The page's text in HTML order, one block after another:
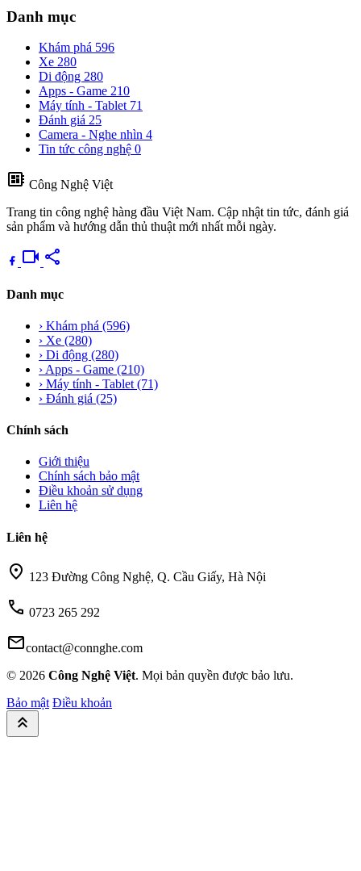
Danh mục
Khám phá 596
Xe 280
Di động 280
Apps - Game 210
Máy tính - Tablet 71
Đánh giá 25
Camera - Nghe nhìn 4
Tin tức công nghệ 0
developer_board Công Nghệ Việt
Trang tin công nghệ hàng đầu Việt Nam. Cập nhật tin tức, đánh giá
sản phẩm và hướng dẫn thủ thuật mới nhất mỗi ngày.
videocam share
Danh mục
› Khám phá (596)
› Xe (280)
› Di động (280)
› Apps - Game (210)
› Máy tính - Tablet (71)
› Đánh giá (25)
Chính sách
Giới thiệu
Chính sách bảo mật
Điều khoản sử dụng
Liên hệ
Liên hệ
location_on 123 Đường Công Nghệ, Q. Cầu Giấy, Hà Nội
call 0723 265 292
mailcontact@connghe.com
© 2026 Công Nghệ Việt. Mọi bản quyền được bảo lưu.
Bảo mật Điều khoản
keyboard_double_arrow_up